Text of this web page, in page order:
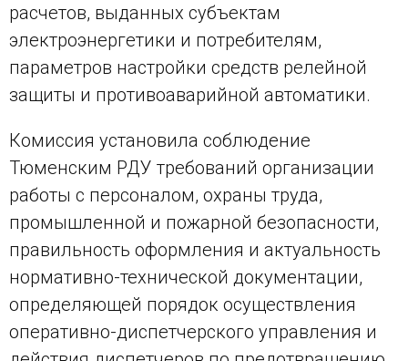
расчетов, выданных субъектам
электроэнергетики и потребителям,
параметров настройки средств релейной
защиты и противоаварийной автоматики.
Комиссия установила соблюдение
Тюменским РДУ требований организации
работы с персоналом, охраны труда,
промышленной и пожарной безопасности,
правильность оформления и актуальность
нормативно-технической документации,
определяющей порядок осуществления
оперативно-диспетчерского управления и